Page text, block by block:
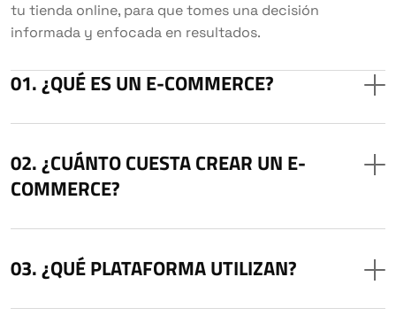
tu tienda online, para que tomes una decisión
informada y enfocada en resultados.
¿QUÉ ES UN E-COMMERCE?
¿CUÁNTO CUESTA CREAR UN E-
COMMERCE?
¿QUÉ PLATAFORMA UTILIZAN?